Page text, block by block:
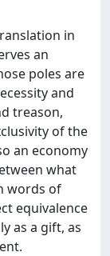
in
an
poles are
and
treason,
of the
an economy
what
words of
equivalence
as a gift, as